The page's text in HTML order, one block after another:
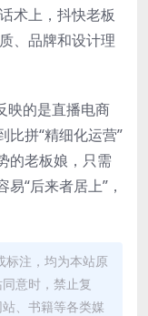
术上，抖快老板
、品牌和设计理
映的是直播电商
比拼“精细化运营”
的老板娘，只需
“后来者居上”，
标注，均为本站原
意时，禁止复
、书籍等各类媒